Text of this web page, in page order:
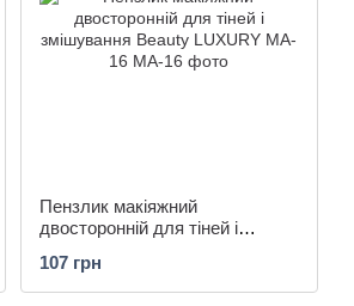
Пензлик макіяжний
двосторонній для тіней і
MA-16
107 грн